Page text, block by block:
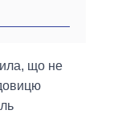
що не